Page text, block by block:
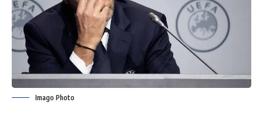
Imago Photo